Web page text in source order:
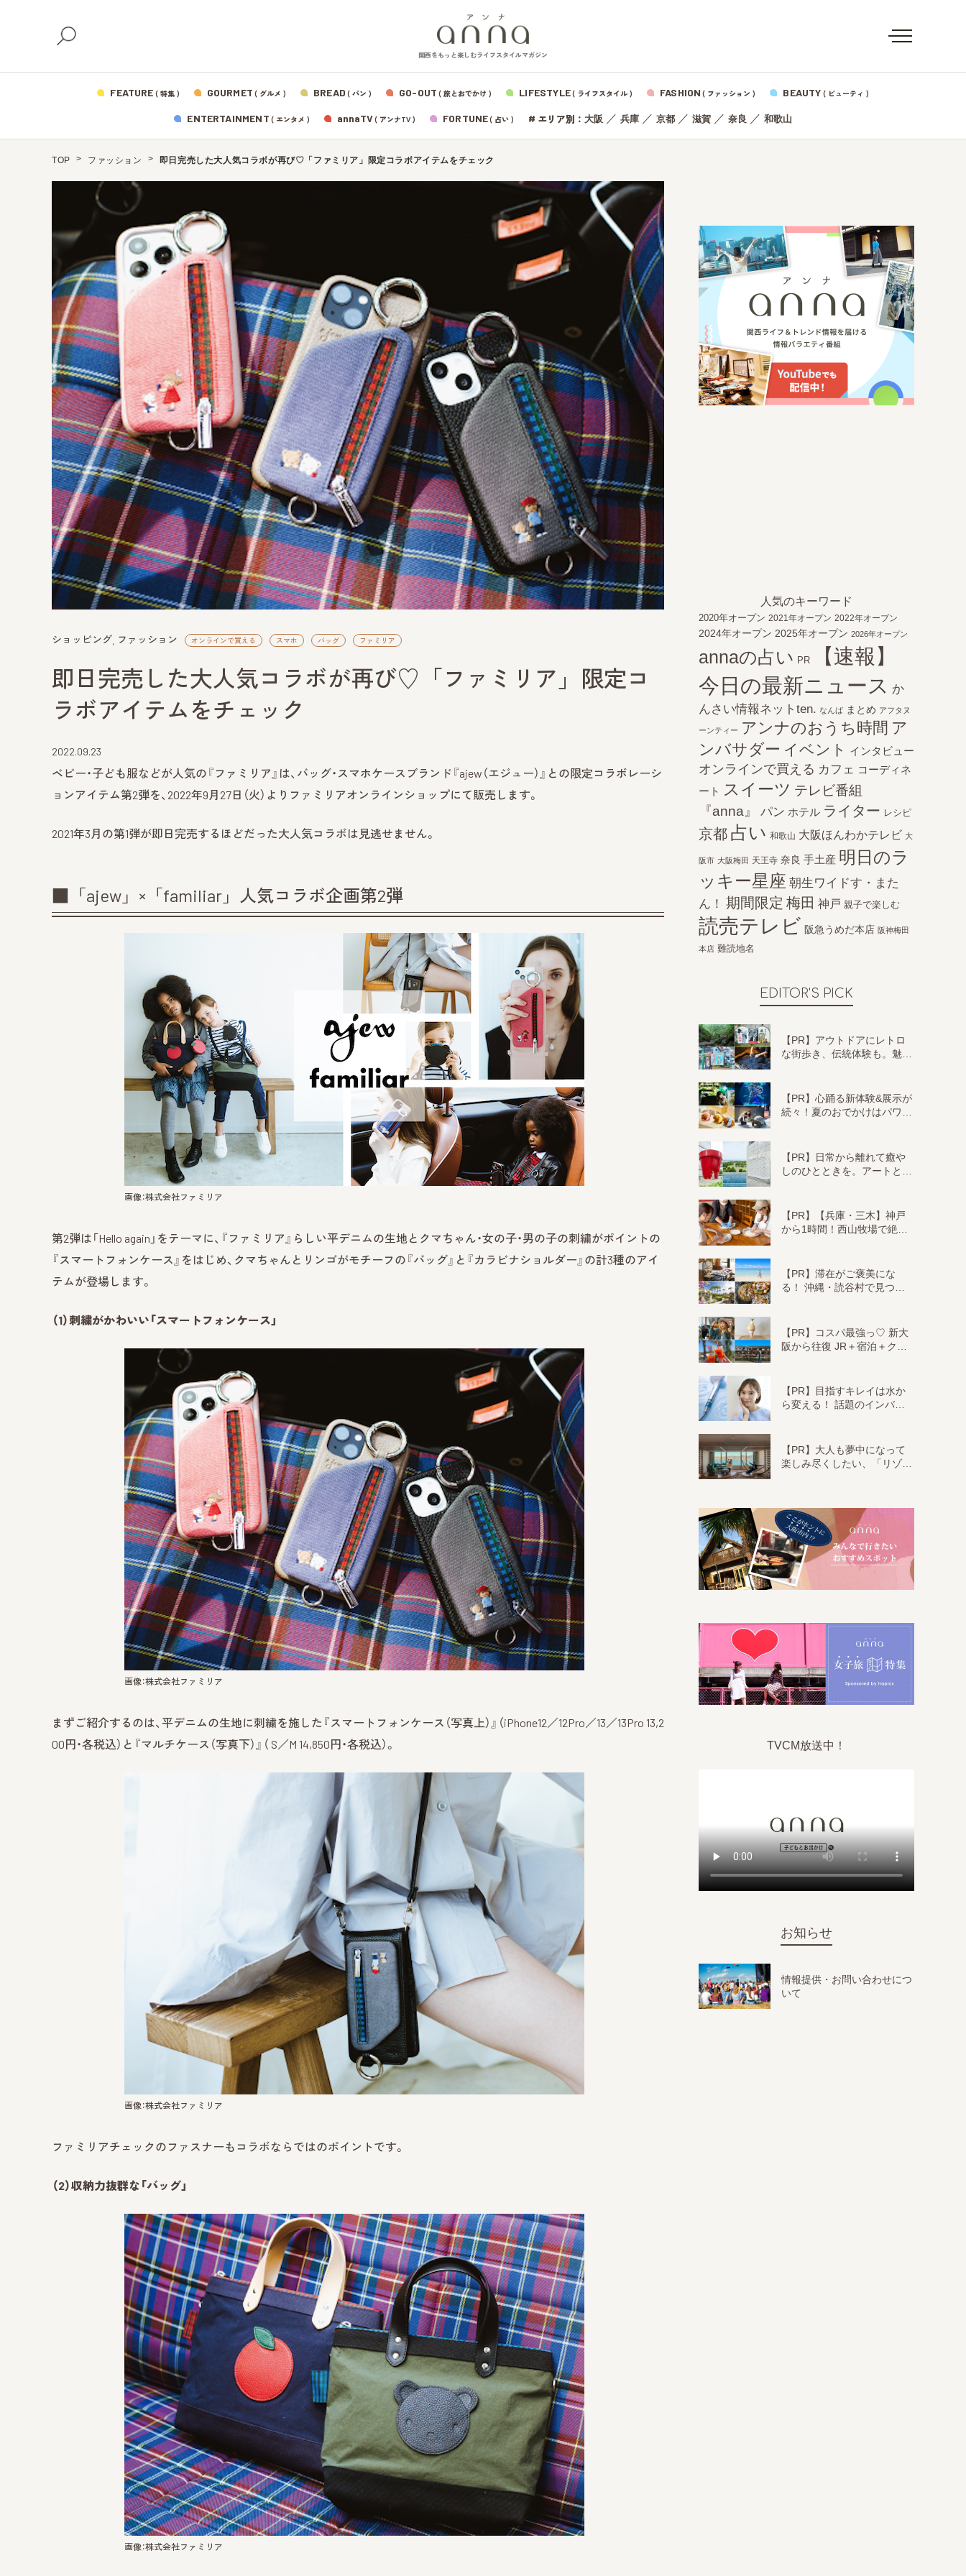
関西をもっと楽しむライフスタイルマガジン
FEATURE ( 特集 ) GOURMET ( グルメ ) BREAD ( パン ) GO-OUT ( 旅とおでかけ ) LIFESTYLE( ライフスタイル ) FASHION ( ファッション ) BEAUTY ( ビューティ )
ENTERTAINMENT ( エンタメ ) annaTV( アンナTV ) FORTUNE( 占い ) # エリア別： 大阪 ／ 兵庫／ 京都／ 滋賀／ 奈良 ／ 和歌山
TOP ファッション 即日完売した大人気コラボが再び♡「ファミリア」限定コラボアイテムをチェック
ショッピング ファッション オンラインで買える スマホ バッグ ファミリア
即日完売した大人気コラボが再び♡「ファミリア」限定コ
ラボアイテムをチェック
2022.09.23
ベビー・子ども服などが人気の『ファミリア』は、バッグ・スマホケースブランド『ajew（エジュー）』との限定コラボレーシ
ョンアイテム第2弾を、2022年9月27日（火）よりファミリアオンラインショップにて販売します。
2021年3月の第1弾が即日完売するほどだった大人気コラボは見逃せません。
■「ajew」×「familiar」人気コラボ企画第2弾
画像：株式会社ファミリア
第2弾は「Hello again」をテーマに、『ファミリア』らしい平デニムの生地とクマちゃん・女の子・男の子の刺繍がポイントの
『スマートフォンケース』をはじめ、クマちゃんとリンゴがモチーフの『バッグ』と『カラビナショルダー』の計3種のアイ
テムが登場します。
（1）刺繍がかわいい「スマートフォンケース」
画像：株式会社ファミリア
まずご紹介するのは、平デニムの生地に刺繍を施した『スマートフォンケース（写真上）』（iPhone12／12Pro／13／13Pro 13,2
00円・各税込）と『マルチケース（写真下）』（ S／M 14,850円・各税込）。
画像：株式会社ファミリア
ファミリアチェックのファスナーもコラボならではのポイントです。
（2）収納力抜群な「バッグ」
画像：株式会社ファミリア
人気のキーワード
2020年オープン 2021年オープン 2022年オープン
2024年オープン 2025年オープン 2026年オープン
annaの占い PR
【速報】
今日の最新ニュース か
んさい情報ネットten. なんば まとめ アフタヌ
ーンティー アンナのおうち時間 ア
ンバサダー イベント インタビュー
オンラインで買える カフェ コーディネ
ート
スイーツ テレビ番組
『anna』
パン ホテル ライター レシピ
京都 占い 和歌山 大阪ほんわかテレビ 大
阪市 大阪梅田 天王寺 奈良 手土産 明日のラ
ッキー星座 朝生ワイドす・また
ん！ 期間限定 梅田 神戸 親子で楽しむ
読売テレビ 阪急うめだ本店 阪神梅田
本店 難読地名
EDITOR'S PICK
【PR】アウトドアにレトロ
な街歩き、伝統体験も。魅…
【PR】心踊る新体験&展示が
続々！夏のおでかけはパワ…
【PR】日常から離れて癒や
しのひとときを。アートと…
【PR】【兵庫・三木】神戸
から1時間！西山牧場で絶…
【PR】滞在がご褒美にな
る！ 沖縄・読谷村で見つ…
【PR】コスパ最強っ♡ 新大
阪から往復 JR＋宿泊＋ク…
【PR】目指すキレイは水か
ら変える！ 話題のインバ…
【PR】大人も夢中になって
楽しみ尽くしたい、「リゾ…
TVCM放送中！
お知らせ
情報提供・お問い合わせにつ
いて